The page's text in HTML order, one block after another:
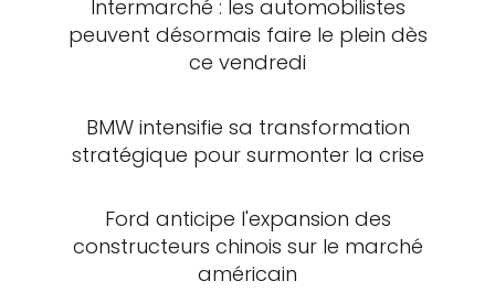
Intermarché : les automobilistes
peuvent désormais faire le plein dès
ce vendredi
BMW intensifie sa transformation
stratégique pour surmonter la crise
Ford anticipe l'expansion des
constructeurs chinois sur le marché
américain